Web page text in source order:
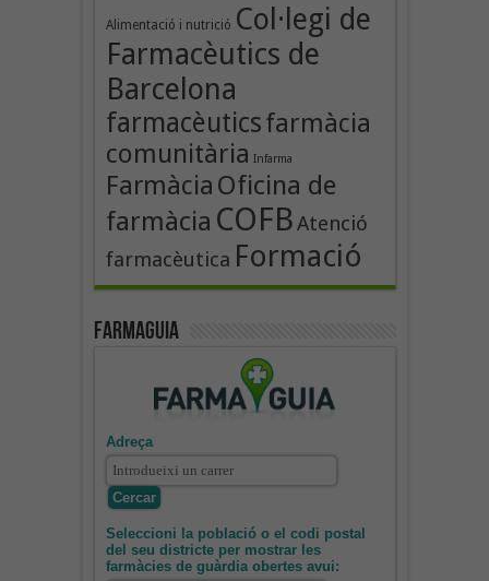
Alimentació i nutrició Col·legi de
Farmacèutics de
Barcelona
farmacèuticsfarmàcia
comunitària Infarma
Farmàcia Oficina de
farmàcia COFBAtenció
farmacèutica Formació
Farmaguia
Adreça
Seleccioni la població o el codi postal
del seu districte per mostrar les
farmàcies de guàrdia obertes avui: